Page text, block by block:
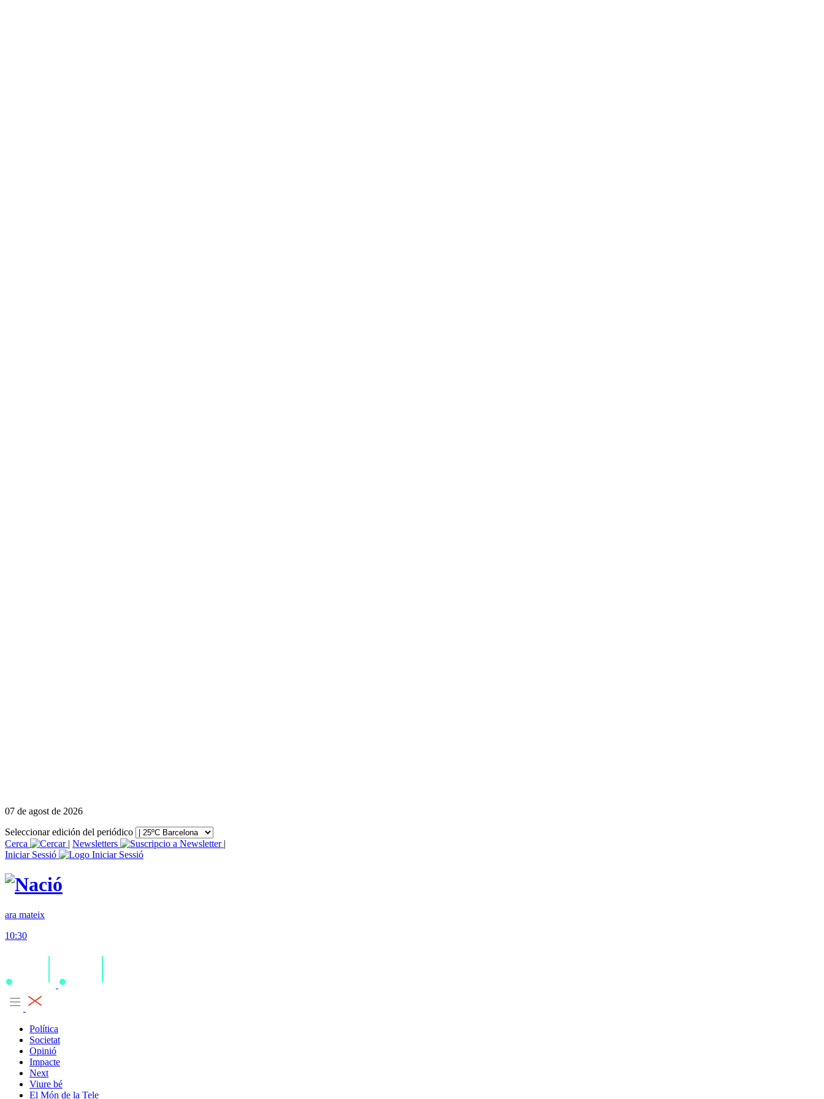
07 de agost de 2026
Seleccionar edición del periódico
Cerca
| Newsletters
|
Iniciar Sessió
ara mateix
10:30
Política
Societat
Opinió
Impacte
Next
Viure bé
El Món de la Tele